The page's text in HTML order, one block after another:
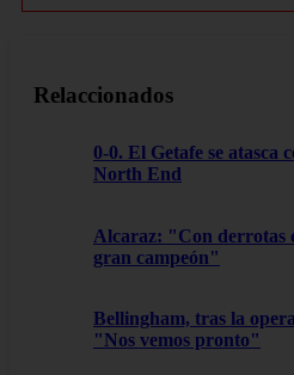
Relaccionados
0-0. El Getafe se atasca
North End
Alcaraz: "Con derrotas
gran campeón"
Bellingham, tras la
"Nos vemos pronto"